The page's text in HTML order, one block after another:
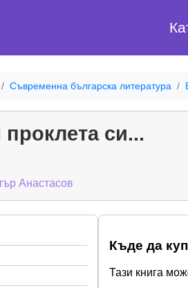
Съвременна българска литература
си...
Анастасов
Къде да
Тази книга